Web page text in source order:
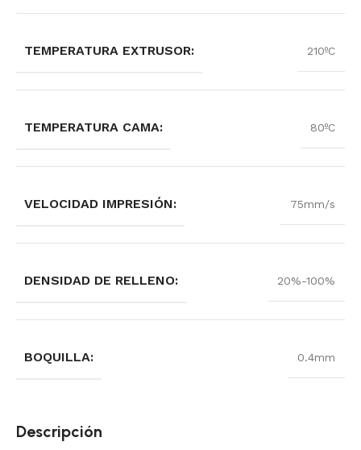
TEMPERATURA EXTRUSOR: 210ºC
TEMPERATURA CAMA: 80ºC
VELOCIDAD IMPRESIÓN: 75mm/s
DENSIDAD DE RELLENO: 20%-100%
BOQUILLA: 0.4mm
Descripción